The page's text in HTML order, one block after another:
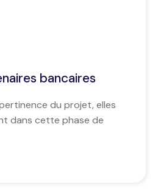
bancaires
du projet, elles
dans cette phase de